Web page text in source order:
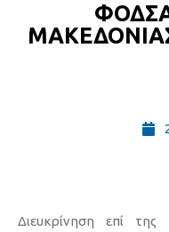
Διευκρίνηση επί της